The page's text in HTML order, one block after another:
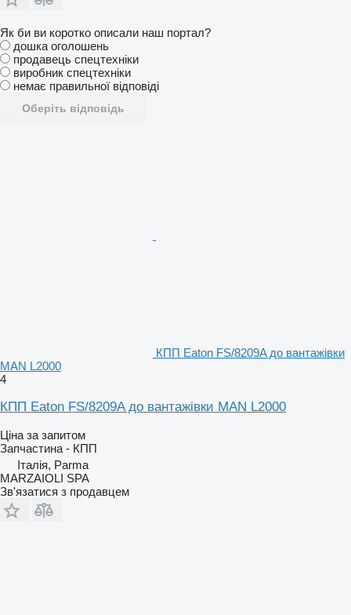
Як би ви коротко описали наш портал?
дошка оголошень
продавець спецтехніки
виробник спецтехніки
немає правильної відповіді
Оберіть відповідь
КПП Eaton FS/8209A до вантажівки
MAN L2000
4
КПП Eaton FS/8209A до вантажівки MAN L2000
Ціна за запитом
Запчастина - КПП
Італія, Parma
MARZAIOLI SPA
Зв'язатися з продавцем